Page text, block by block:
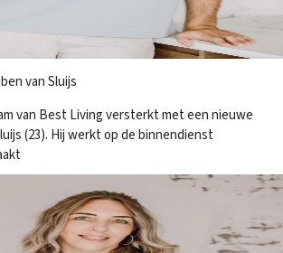
van Sluijs
van Best Living versterkt met een nieuwe
(23). Hij werkt op de binnendienst